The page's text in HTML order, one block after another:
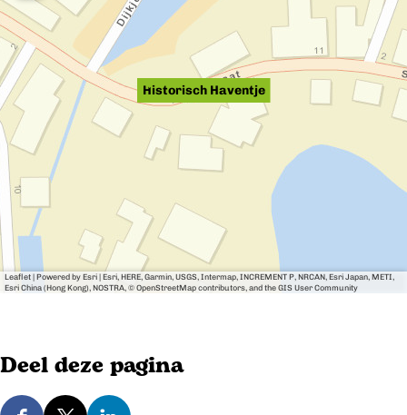
j
e
n
t
j
e
b
u
u
r
t
Historisch Haventje
Leaflet | Powered by Esri | Esri, HERE, Garmin, USGS, Intermap, INCREMENT P, NRCAN, Esri Japan, METI,
Esri China (Hong Kong), NOSTRA, © OpenStreetMap contributors, and the GIS User Community
Deel deze pagina